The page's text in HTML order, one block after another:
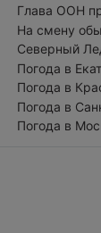
Глава ООН
На смену
Северный
Погода в
Погода в
Погода в
Погода в